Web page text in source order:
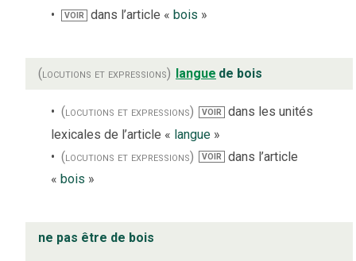
VOIR dans l’article «bois »
(locutions et expressions) langue de bois
(locutions et expressions) VOIR dans les unités
lexicales de l’article « langue »
(locutions et expressions)
VOIR
dans l’article
« bois »
ne pas être de bois